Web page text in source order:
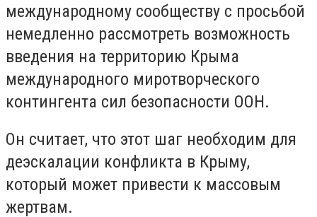
международному сообществу с просьбой
немедленно рассмотреть возможность
введения на территорию Крыма
международного миротворческого
контингента сил безопасности ООН.
Он считает, что этот шаг необходим для
деэскалации конфликта в Крыму,
который может привести к массовым
жертвам.